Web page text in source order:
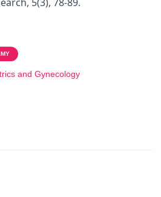
and Gynecology